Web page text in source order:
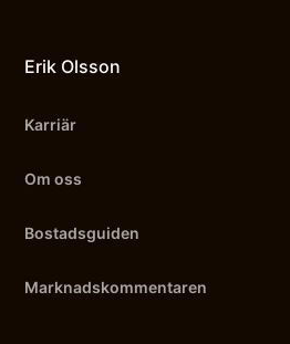
Erik Olsson
Karriär
Om oss
Bostadsguiden
Marknadskommentaren